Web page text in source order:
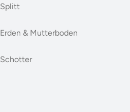
Splitt
Erden & Mutterboden
Schotter